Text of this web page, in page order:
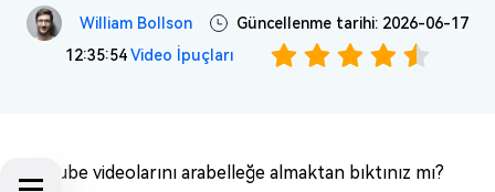
William Bollson
Güncellenme tarihi: 2026-06-17
12:35:54Video İpuçları
YouTube videolarını arabelleğe almaktan bıktınız mı?